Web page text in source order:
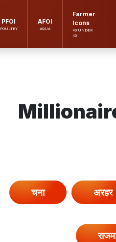
PFOI
POULTRY
AFOI
AQUA
Farmer
Icons
40 UNDER
40
चना अरहर